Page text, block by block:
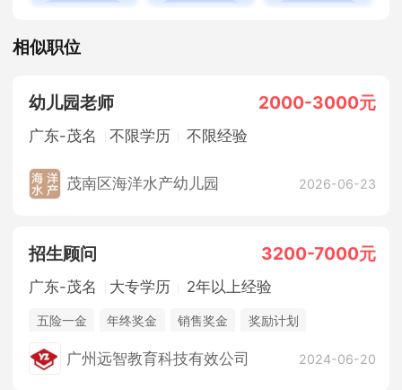
相似职位
幼儿园老师 2000-3000元
广东-茂名 不限学历 不限经验
茂南区海洋水产幼儿园 2026-06-23
招生顾问 3200-7000元
广东-茂名 大专学历 2年以上经验
五险一金 年终奖金 销售奖金
奖励计划
法定节假日
广州远智教育科技有效公司 2024-06-20